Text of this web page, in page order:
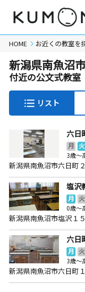
HOME お近くの教室を
新潟県南魚沼
付近の公文式教室
リスト
六日
月 火
3歳～
新潟県南魚沼市六日
塩沢
月 火
0歳～
新潟県南魚沼市塩沢１
六日
月 火
3歳～
新潟県南魚沼市六日町